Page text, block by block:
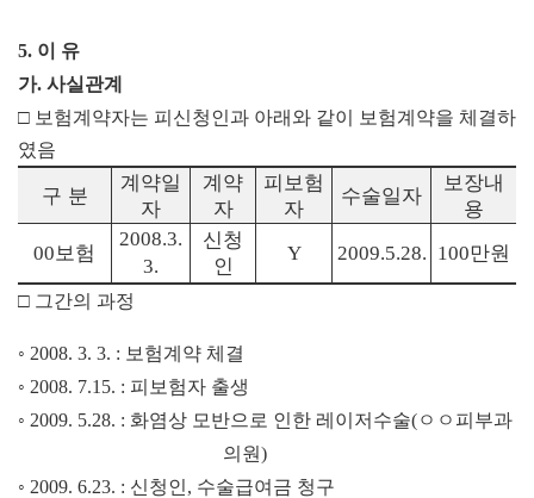
5. 이 유
가. 사실관계
□ 보험계약자는 피신청인과 아래와 같이 보험계약을 체결하
였음
구 분
계약일
자
계약
자
피보험
자
수술일자
보장내
용
00보험
2008.3.
3.
신청
인
Y 2009.5.28. 100만원
□ 그간의 과정
◦ 2008. 3. 3. : 보험계약 체결
◦ 2008. 7.15. : 피보험자 출생
◦ 2009. 5.28. : 화염상 모반으로 인한 레이저수술(ㅇㅇ 피부과
의원)
◦ 2009. 6.23. : 신청인, 수술급여금 청구